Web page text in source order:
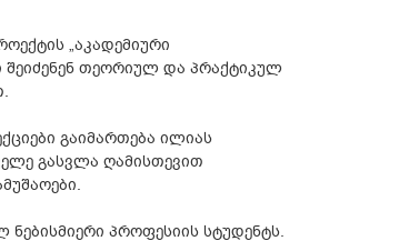
„აკადემიური
შეიძენენ თეორიულ და პრაქტიკულ
გაიმართება ილიას
გასვლა ღამისთევით
პროფესიის სტუდენტს.